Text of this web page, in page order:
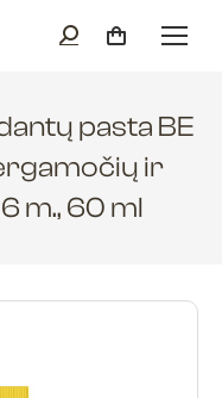
pasta BE
ir
m., 60 ml